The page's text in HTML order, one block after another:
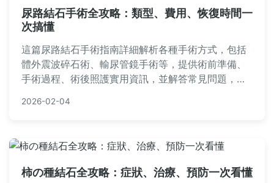
尿路結石手術全攻略：類型、費用、恢復時間一
次搞懂
這篇尿路結石手術指南詳細解析各種手術方式，包括
體外震波碎石術、輸尿管鏡手術等，提供術前準備、
手術過程、術後照護實用資訊，並解答常見問題，幫
經驗分享，適合有結石困擾的讀者參考。
2026-02-04
柿の種結石全攻略：症狀、治療、預防一次看懂